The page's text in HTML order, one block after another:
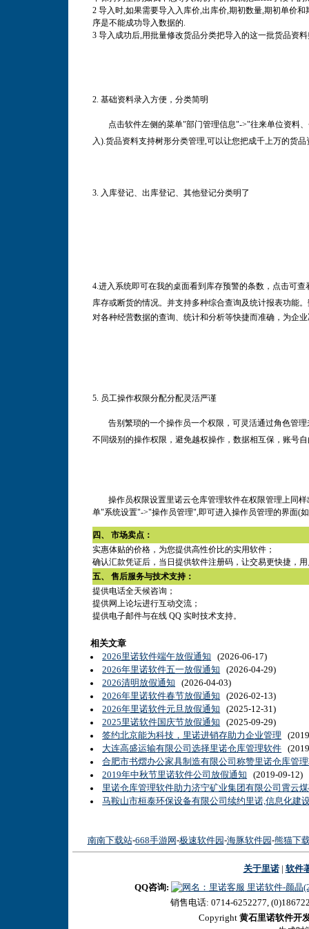
2 导入时,如果需要导入入库价,出库价,期初数量,期初单价
序是不能成功导入数据的.
3 导入成功后,用批量修改货品分类把导入的这一批货品资料
2. 基础资料录入方便，分类简明
点击软件左侧的菜单"部门管理信息"->"往来单位资料
入).货品资料支持树形分类管理,可以让您把成千上万的货
3. 入库登记、出库登记、其他登记分类明了
4.进入系统即可在我的桌面看到库存预警的条数，点击可
库存或断货的情况。并支持多种综合查询及统计报表功能
对各种经营数据的查询、统计和分析等快捷而准确，为企
5. 员工操作权限分配分配灵活严谨
告别繁琐的一个操作员一个权限，可灵活通过角色管
不同级别的操作权限，避免越权操作，数据相互保，账号
操作员权限设置里诺云仓库管理软件在权限管理上同
单"系统设置"->"操作员管理",即可进入操作员管理的界面(
四、 市场卖点：
实惠体贴的价格，为您提供高性价比的实用软件；
确认汇款凭证后，当日提供软件注册码，让交易更快捷，
五、 售后服务与技术支持：
提供电话全天候咨询；
提供网上论坛进行互动交流；
提供电子邮件与在线 QQ 实时技术支持。
相关文章
2026里诺软件端午放假通知 (2026-06-17)
2026年里诺软件五一放假通知 (2026-04-29)
2026清明放假通知 (2026-04-03)
2026年里诺软件春节放假通知 (2026-02-13)
2026年里诺软件元旦放假通知 (2025-12-31)
2025里诺软件国庆节放假通知 (2025-09-29)
签约北京能为科技，里诺进销存助力企业管理
大连高盛运输有限公司选择里诺仓库管理软件
合肥市书熠办公家具制造有限公司称赞里诺仓库管
2019年中秋节里诺软件公司放假通知 (2019-09-12)
里诺仓库管理软件助力济宁矿业集团有限公司霄云
马鞍山市桓泰环保设备有限公司续约里诺,信息化建
南南下载站-668手游网 -极速软件园 -海豚软件园 -熊猫下
关于里诺| 软件
QQ咨询:
里诺软件-颜晶
销售电话: 0714-6252277,
Copyright 黄石里诺软件开